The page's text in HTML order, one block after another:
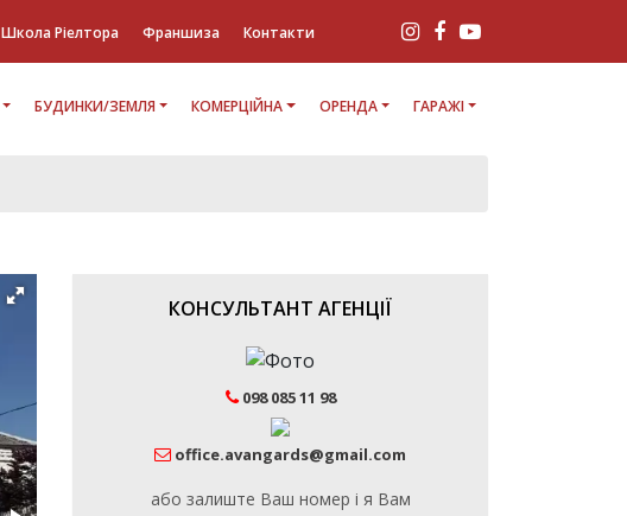
Школа Ріелтора Франшиза Контакти
БУДИНКИ/ЗЕМЛЯ КОМЕРЦІЙНА ОРЕНДА ГАРАЖІ
КОНСУЛЬТАНТ АГЕНЦІЇ
098 085 11 98
office.avangards@gmail.com
або залиште Ваш номер і я Вам